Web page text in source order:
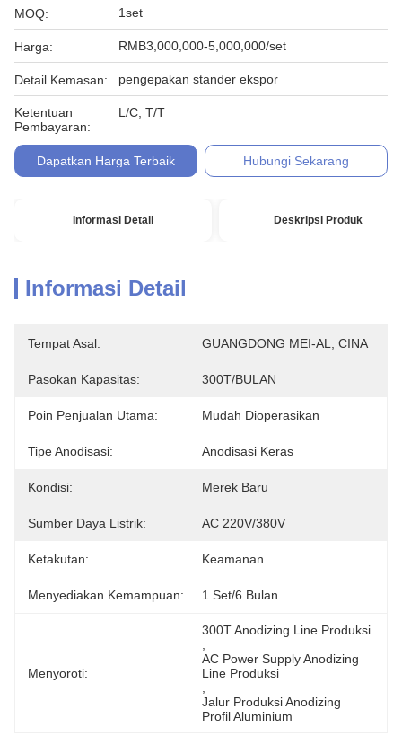
MOQ: 1set
Harga: RMB3,000,000-5,000,000/set
Detail Kemasan: pengepakan stander ekspor
Ketentuan
Pembayaran:
L/C, T/T
Dapatkan Harga Terbaik Hubungi Sekarang
Informasi Detail Deskripsi Produk
Informasi Detail
Tempat Asal: GUANGDONG MEI-AL, CINA
Pasokan Kapasitas: 300T/BULAN
Poin Penjualan Utama: Mudah Dioperasikan
Tipe Anodisasi: Anodisasi Keras
Kondisi: Merek Baru
Sumber Daya Listrik: AC 220V/380V
Ketakutan: Keamanan
Menyediakan Kemampuan: 1 Set/6 Bulan
Menyoroti:
300T Anodizing Line Produksi
AC Power Supply Anodizing
Line Produksi
Jalur Produksi Anodizing
Profil Aluminium